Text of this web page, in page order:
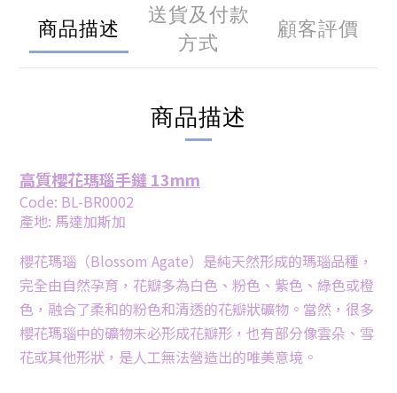
商品描述
送貨及付款
方式
顧客評價
商品描述
高質櫻花瑪瑙手鏈 13mm
Code: BL-BR0002
產地: 馬達加斯加
櫻花瑪瑙（Blossom Agate）是純天然形成的瑪瑙品種，
完全由自然孕育，花瓣多為白色、粉色、紫色、綠色或橙
色，融合了柔和的粉色和清透的花瓣狀礦物。當然，很多
櫻花瑪瑙中的礦物未必形成花瓣形，也有部分像雲朵、雪
花或其他形狀，是人工無法營造出的唯美意境。